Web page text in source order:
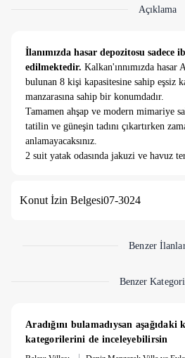
Açıklama
İlanımızda hasar depozitosu sadece
edilmektedir. Kalkan'ınnımızda
bulunan 8 kişi kapasitesine sahip eşsiz
manzarasına sahip bir konumdadır.
Tamamen ahşap ve modern mimariye
tatilin ve güneşin tadını çıkartırken
anlamayacaksınız.
2 suit yatak odasında jakuzi ve havuz
Oda Bilgileri;
gereçleri bulunmaktadır.
Havuz Bilgileri:
3,5 * 7,5 metre ebatlarında 1,55 m
sahiptir.
Konut İzin Belgesi07-3024
Benzer
Benzer
Aradığını bulamadıysan
kategorilerini de inceleyebilirsin